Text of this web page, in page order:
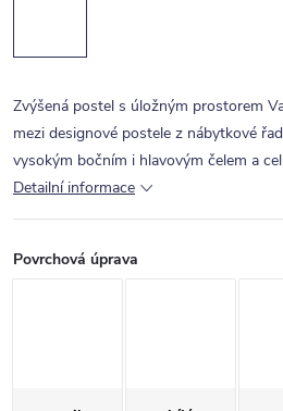
Zvýšená postel s úložným prostorem
mezi designové postele z nábytkové
vysokým bočním i hlavovým čelem a
Detailní informace
Povrchová úprava